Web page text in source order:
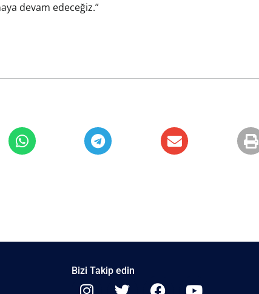
devam edeceğiz.”
Bizi Takip edin